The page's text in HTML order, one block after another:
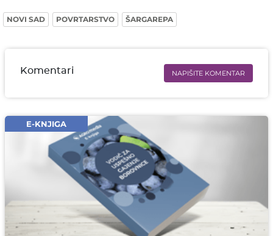
NOVI SAD POVRTARSTVO ŠARGAREPA
Komentari NAPIŠITE KOMENTAR
Email* obavezno
Komentar* obavezno
E-KNJIGA